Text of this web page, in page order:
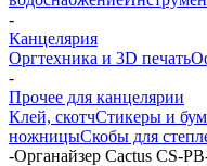
-
Канцелярия
Оргтехника и 3D печать
-
Прочее для канцелярии
Клей, скотчСтикеры и
ножницыСкобы для
-Органайзер Cactus CS-